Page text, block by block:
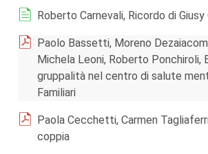
Roberto Carnevali, Ricordo di Giusy
Paolo Bassetti, Moreno
Michela Leoni, Roberto Ponchiroli,
gruppalità nel centro di salute
Familiari
Paola Cecchetti, Carmen
coppia